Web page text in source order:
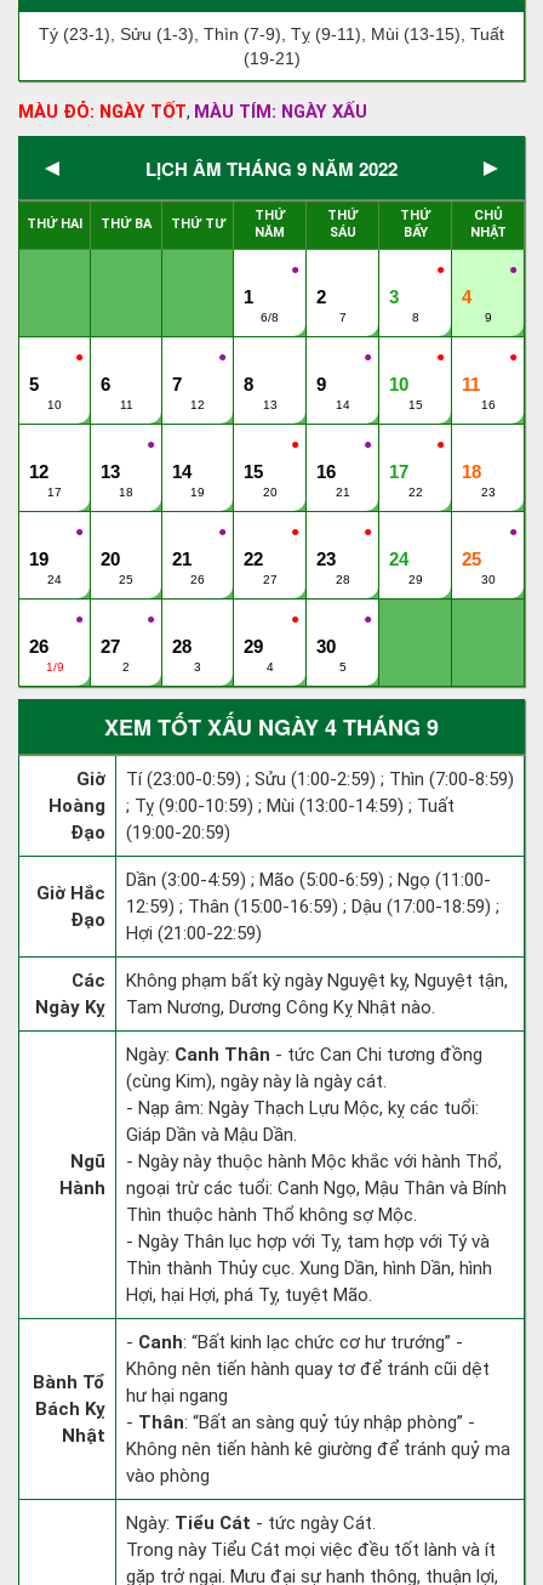
Tý (23-1), Sửu (1-3), Thìn (7-9), Tỵ (9-11), Mùi (13-15), Tuất
(19-21)
MÀU ĐỎ: NGÀY TỐT, MÀU TÍM: NGÀY XẤU
◄ LỊCH ÂM THÁNG 9 NĂM 2022 ►
THỨ HAI THỨ BA THỨ TƯ
THỨ
NĂM
THỨ
SÁU
THỨ
BẨY
CHỦ
NHẬT
●
1
6/8
2
7
●
3
8
●
4
9
●
5
10
6
11
●
7
12
8
13
●
9
14
●
10
15
●
11
16
12
17
●
13
18
14
19
●
15
20
●
16
21
●
17
22
18
23
●
19
24
20
25
●
21
26
●
22
27
●
23
28
24
29
●
25
30
●
26
1/9
●
27
2
28
3
●
29
4
●
30
5
XEM TỐT XẤU NGÀY 4 THÁNG 9
Giờ
Hoàng
Đạo
Tí (23:00-0:59) ; Sửu (1:00-2:59) ; Thìn (7:00-8:59)
; Tỵ (9:00-10:59) ; Mùi (13:00-14:59) ; Tuất
(19:00-20:59)
Giờ Hắc
Đạo
Dần (3:00-4:59) ; Mão (5:00-6:59) ; Ngọ (11:00-
12:59) ; Thân (15:00-16:59) ; Dậu (17:00-18:59) ;
Hợi (21:00-22:59)
Các
Ngày Kỵ
Không phạm bất kỳ ngày Nguyệt kỵ, Nguyệt tận,
Tam Nương, Dương Công Kỵ Nhật nào.
Ngũ
Hành
Ngày: Canh Thân - tức Can Chi tương đồng
(cùng Kim), ngày này là ngày cát.
- Nạp âm: Ngày Thạch Lựu Mộc, kỵ các tuổi:
Giáp Dần và Mậu Dần.
- Ngày này thuộc hành Mộc khắc với hành Thổ,
ngoại trừ các tuổi: Canh Ngọ, Mậu Thân và Bính
Thìn thuộc hành Thổ không sợ Mộc.
- Ngày Thân lục hợp với Tỵ, tam hợp với Tý và
Thìn thành Thủy cục. Xung Dần, hình Dần, hình
Hợi, hại Hợi, phá Tỵ, tuyệt Mão.
Bành Tổ
Bách Kỵ
Nhật
- Canh: “Bất kinh lạc chức cơ hư trướng” -
Không nên tiến hành quay tơ để tránh cũi dệt
hư hại ngang
- Thân: “Bất an sàng quỷ túy nhập phòng” -
Không nên tiến hành kê giường để tránh quỷ ma
vào phòng
Ngày: Tiểu Cát - tức ngày Cát.
Trong này Tiểu Cát mọi việc đều tốt lành và ít
gặp trở ngại. Mưu đại sự hanh thông, thuận lợi,